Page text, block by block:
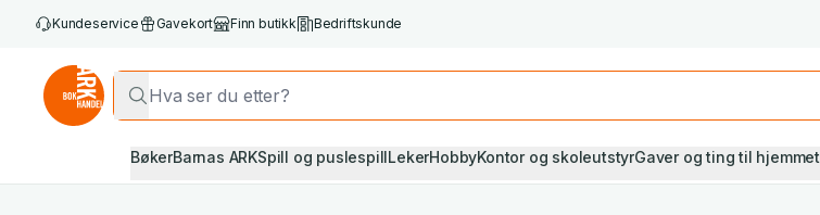
Kundeservice Gavekort Finn butikk Bedriftskunde
BøkerBarnas ARKSpill og puslespillLekerHobbyKontor og skoleutstyrGaver og ting til hjemmet